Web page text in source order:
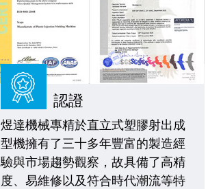
認證
煜達機械專精於直立式塑膠射出成
型機擁有了三十多年豐富的製造經
驗與市場趨勢觀察，故具備了高精
度、易維修以及符合時代潮流等特